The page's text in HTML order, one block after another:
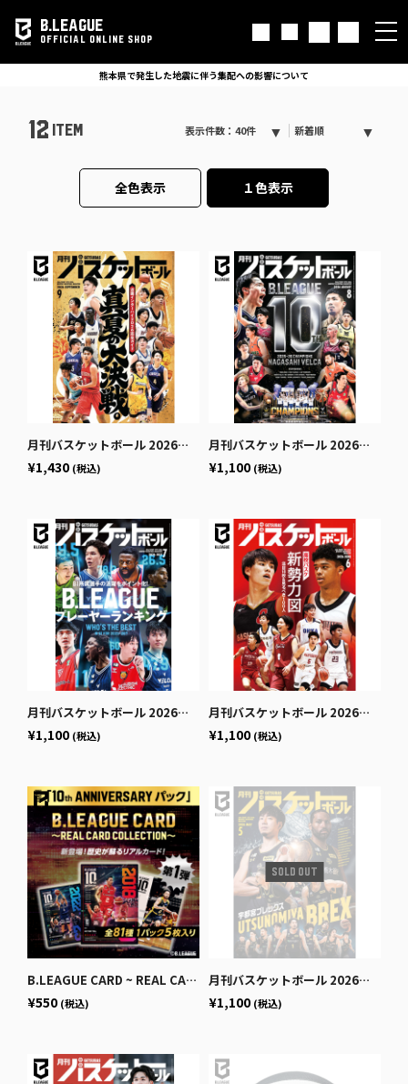
B.LEAGUE
OFFICIAL ONLINE SHOP
熊本県で発生した地震に伴う集配への影響について
12 ITEM 表示件数：40件 新着順
全色表示 １色表示
月刊バスケットボール 2026年9月号 (発売日2026年7月24日)
¥1,430 (税込)
月刊バスケットボール 2026年8月号 (発売日2026年6月25日)
¥1,100 (税込)
月刊バスケットボール 2026年7月号 (発売日2026年5月25日)
¥1,100 (税込)
月刊バスケットボール 2026年6月号 (発売日2026年4月24日)
¥1,100 (税込)
B.LEAGUE CARD ~ REAL CARD COLLECTION~＜10th ANNIVERSARY パック＞
¥550 (税込)
月刊バスケットボール 2026年5月号 (発売日2026年3月25日)
¥1,100 (税込)